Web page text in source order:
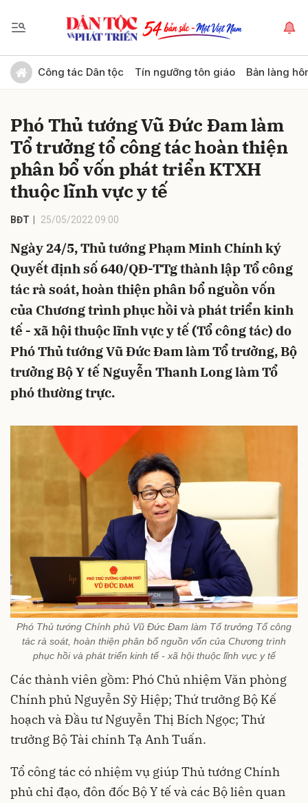
Công tác Dân tộc Tín ngưỡng tôn giáo Bản làng
Phó Thủ tướng Vũ Đức Đam làm
Tổ trưởng tổ công tác hoàn thiện
phân bổ vốn phát triển KTXH
thuộc lĩnh vực y tế
BĐT 25/05/2022 09:00
Ngày 24/5, Thủ tướng Phạm Minh Chính ký
Quyết định số 640/QĐ-TTg thành lập Tổ công
tác rà soát, hoàn thiện phân bổ nguồn vốn
của Chương trình phục hồi và phát triển kinh
tế - xã hội thuộc lĩnh vực y tế (Tổ công tác) do
Phó Thủ tướng Vũ Đức Đam làm Tổ trưởng, Bộ
trưởng Bộ Y tế Nguyễn Thanh Long làm Tổ
phó thường trực.
Phó Thủ tướng Chính phủ Vũ Đức Đam làm Tổ trưởng Tổ công
tác rà soát, hoàn thiện phân bổ nguồn vốn của Chương trình
phục hồi và phát triển kinh tế - xã hội thuộc lĩnh vực y tế
Các thành viên gồm: Phó Chủ nhiệm Văn phòng
Chính phủ Nguyễn Sỹ Hiệp; Thứ trưởng Bộ Kế
hoạch và Đầu tư Nguyễn Thị Bích Ngọc; Thứ
trưởng Bộ Tài chính Tạ Anh Tuấn.
Tổ công tác có nhiệm vụ giúp Thủ tướng Chính
phủ chỉ đạo, đôn đốc Bộ Y tế và các Bộ liên quan
Gửi bình luận